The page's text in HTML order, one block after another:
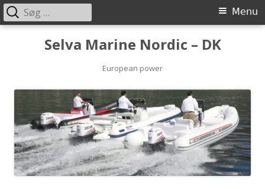
Selva Marine Nordic – DK
European power
Primary
Menu
Søg
efter: